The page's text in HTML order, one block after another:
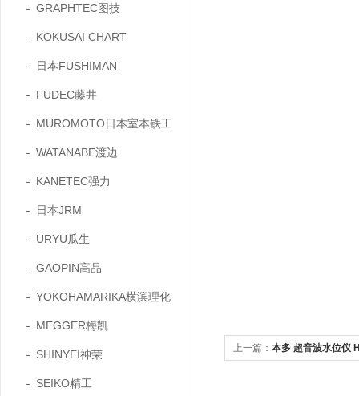
GRAPHTEC图技
KOKUSAI CHART
日本FUSHIMAN
FUDEC藤井
MUROMOTO日本室本铁工
WATANABE渡边
KANETEC强力
日本JRM
URYU瓜生
GAOPIN高品
YOKOHAMARIKA横滨理化
MEGGER梅凯
SHINYEI神荣
SEIKO精工
上一篇： 本多 超音波水位仪